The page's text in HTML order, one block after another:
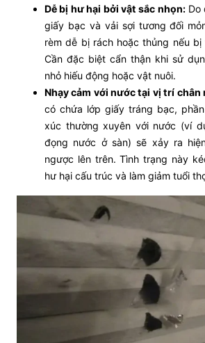
Dễ bị hư hại bởi vật sắc nhọn:Do
giấy bạc và vải sợi tương đối
rèm dễ bị rách hoặc thủng nếu
Cần đặc biệt cẩn thận khi sử
nhỏ hiếu động hoặc vật nuôi.
Nhạy cảm với nước tại vị trí chân
có chứa lớp giấy tráng bạc,
xúc thường xuyên với nước (ví
đọng nước ở sàn) sẽ xảy ra
ngược lên trên. Tình trạng này
hư hại cấu trúc và làm giảm tuổi